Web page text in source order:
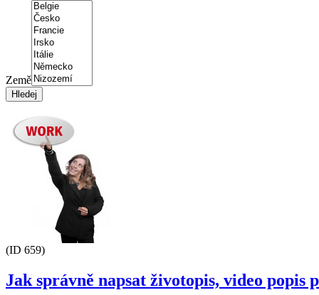
Země
(ID 659)
Jak správně napsat životopis, video popis